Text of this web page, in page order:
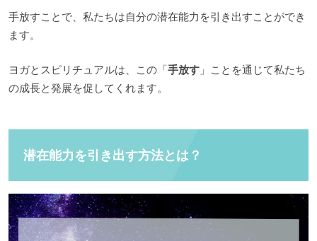
手放すことで、私たちは自分の潜在能力を引き出すことができ
ます。
ヨガとスピリチュアルは、この「手放す」ことを通じて私たち
の成長と発展を促してくれます。
潜在能力を引き出す方法とは？